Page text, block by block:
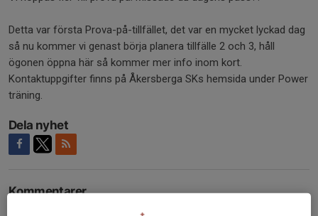
Detta var första Prova-på-tillfället, det var en mycket lyckad dag
så nu kommer vi genast börja planera tillfälle 2 och 3, håll
ögonen öppna här så kommer mer info inom kort.
Kontaktuppgifter finns på Åkersberga SKs hemsida under Power
träning.
Dela nyhet
Kommentarer